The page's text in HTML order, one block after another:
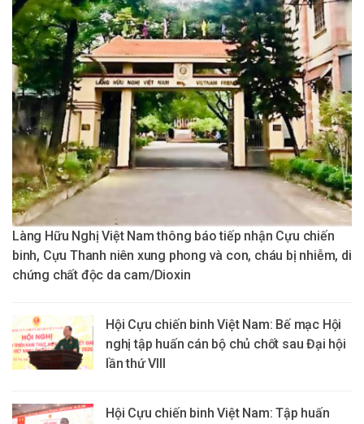
Làng Hữu Nghị Việt Nam thông báo tiếp nhận Cựu chiến
binh, Cựu Thanh niên xung phong và con, cháu bị nhiễm, di
chứng chất độc da cam/Dioxin
Hội Cựu chiến binh Việt Nam: Bế mạc Hội
nghị tập huấn cán bộ chủ chốt sau Đại hội
lần thứ VIII
Hội Cựu chiến binh Việt Nam: Tập huấn